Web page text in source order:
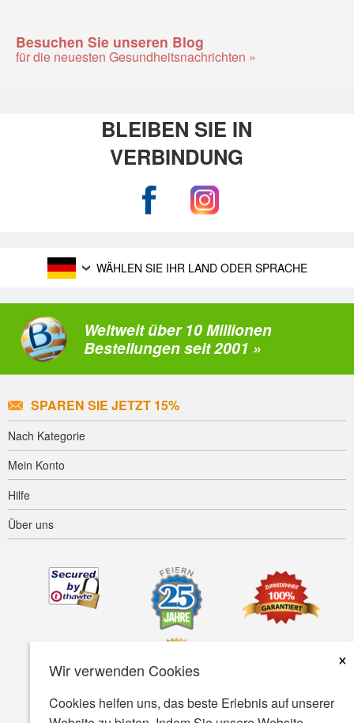
Wir verwenden Cookies
×
Cookies helfen uns, das beste Erlebnis auf unserer
Besuchen Sie unseren Blog
für die neuesten Gesundheitsnachrichten »
BLEIBEN SIE IN
VERBINDUNG
WÄHLEN SIE IHR LAND ODER SPRACHE
Weltweit über 10 Millionen
Bestellungen seit 2001 »
SPAREN SIE JETZT 15%
Nach Kategorie
Mein Konto
Hilfe
Über uns